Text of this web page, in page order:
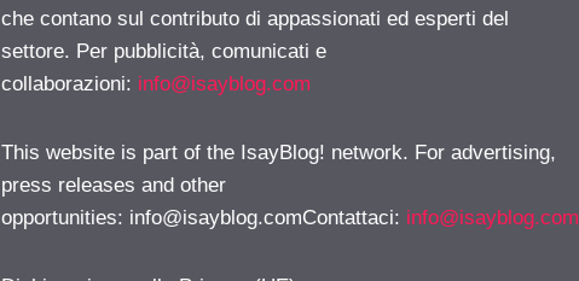
che contano sul contributo di appassionati ed esperti del
settore. Per pubblicità, comunicati e
collaborazioni: info@isayblog.com
This website is part of the IsayBlog! network. For advertising,
press releases and other
opportunities: info@isayblog.comContattaci: info@isayblog.com